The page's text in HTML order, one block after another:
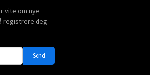
vite om nye
registrere deg